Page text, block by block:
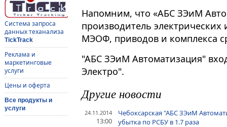
Система запроса
данных теханализа
TickTrack
Реклама и
маркетинговые
услуги
Цены и оферта
Все продукты и
услуги
Напомним, что «АБС ЗЭиМ
производитель
МЭОФ, приводов и комплекса
"АБС ЗЭиМ Автоматизация"
Электро".
Другие новости
24.11.2014
13:00
Чебоксарская "АБС ЗЭиМ
убытка по РСБУ в 1.7 раза